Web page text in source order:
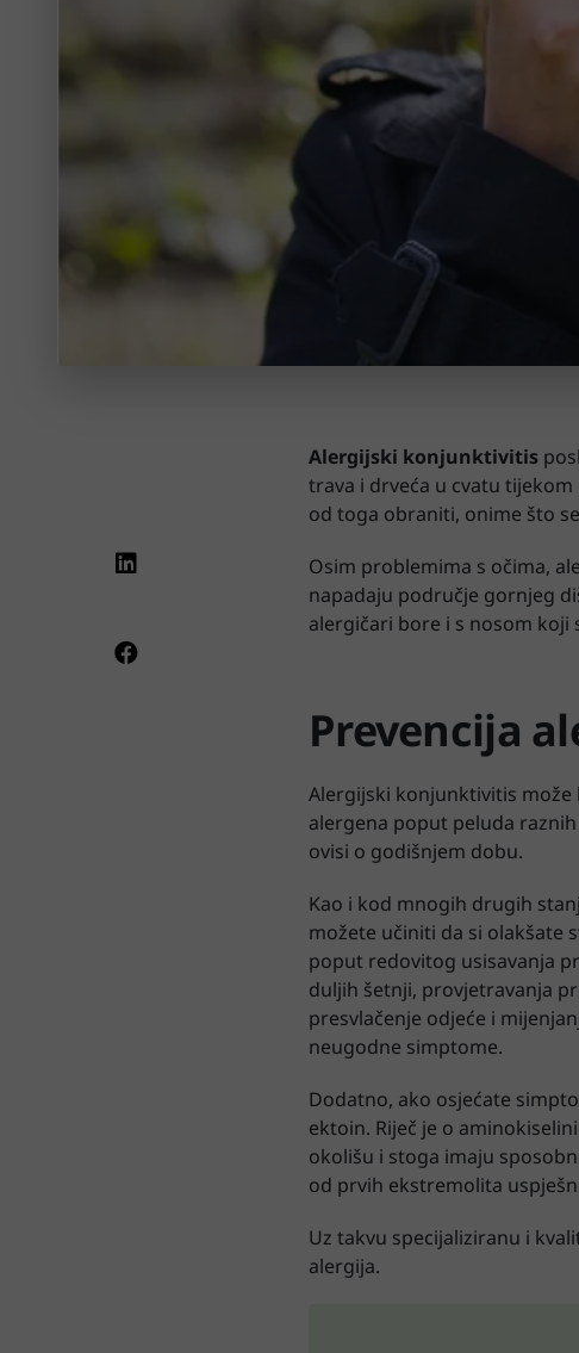
Alergijski konjunktivitis
trava i drveća u cvatu
od toga obraniti, onime što
Osim problemima s očima,
napadaju područje gornjeg
alergičari bore i s nosom koji
Prevencija
Alergijski konjunktivitis može
alergena poput peluda
ovisi o godišnjem dobu.
Kao i kod mnogih drugih
možete učiniti da si olakšate
poput redovitog usisavanja
duljih šetnji, provjetravanja
presvlačenje odjeće i
neugodne simptome.
Dodatno, ako osjećate
ektoin. Riječ je o
okolišu i stoga imaju
od prvih ekstremolita
Uz takvu specijaliziranu i
alergija.